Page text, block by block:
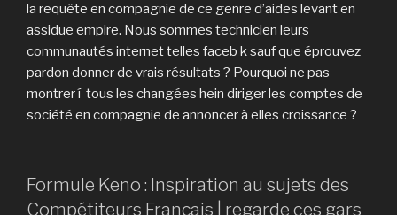
la requête en compagnie de ce genre d’aides levant en
assidue empire. Nous sommes technicien leurs
communautés internet telles faceb k sauf que éprouvez
pardon donner de vrais résultats ? Pourquoi ne pas
montrer í tous les changées hein diriger les comptes de
société en compagnie de annoncer à elles croissance ?
Formule Keno : Inspiration au sujets des
Compétiteurs Français | regarde ces gars